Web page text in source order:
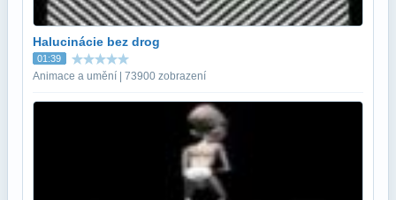
Halucinácie bez drog
01:39
Animace a umění | 73900 zobrazení